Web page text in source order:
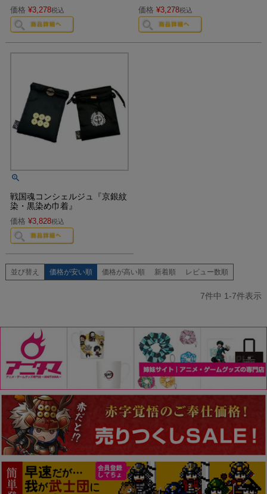
価格 ¥3,278税込 価格 ¥3,278税込
戦国魂コンシェルジュ『京銀紋
染・黒染め巾着』
価格 ¥3,828税込
並び替え 価格が安い順 価格が高い順 新着順 レビュー数順
7件中 1-7件表示